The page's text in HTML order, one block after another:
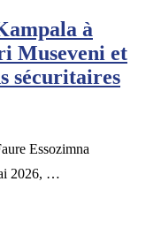
à
Museveni et
sécuritaires
Essozimna
2026, …